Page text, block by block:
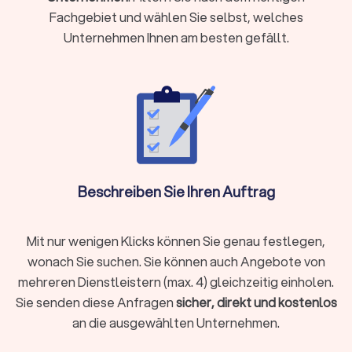
Gewerbliche Immobilien
Bei der Suche nach Mietimmobilien übernimmt der
Immobilienmakler die Vorauswahl und schlägt Ihnen
passende Objekte vor. Diese Leistung spart Ihnen Zeit und ist
insbesondere hilfreich, wenn Sie in entfernten Regionen ein
neues Zuhause in Form von einem Haus oder einer Wohnung
Vermietung Ihrer Immobilien
Bei der Vermietung von Immobilien kann die Suche nach
passenden Mietern sehr zeitaufwendig sein. Der
Immobilienmakler kann entsprechend nach den von Ihnen
genannten Kriterien passende Mieter mit Anzeigen und
anderen Wegen suchen und Ihnen die Arbeit rund um die
Fachgebiet und wählen Sie selbst, welches
Unternehmen Ihnen am besten gefällt.
Beschreiben Sie Ihren Auftrag
Mit nur wenigen Klicks können Sie genau festlegen,
wonach Sie suchen. Sie können auch Angebote von
mehreren Dienstleistern (max. 4) gleichzeitig einholen.
Sie senden diese Anfragensicher, direkt und kostenlos
an die ausgewählten Unternehmen.